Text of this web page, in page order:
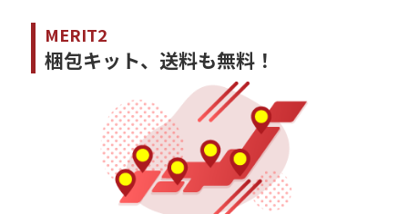
MERIT2
梱包キット、送料も無料！